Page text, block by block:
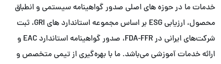
خدمات ما در حوزه های اصلی صدور گواهینامه سیستمی و انطباق
محصول، ارزیابی ESG بر اساس مجموعه استاندارد های GRI، ثبت
شرکت‌های ایرانی در FDA-FFR، صدور گواهینامه استاندارد EAC و
ارائه خدمات آموزشی می‌باشد. ما با بهره‌گیری از تیمی متخصص و